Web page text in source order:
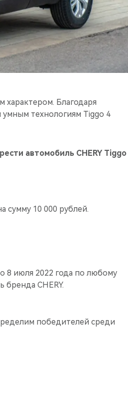
характером. Благодаря
технологиям Tiggo 4
автомобиль CHERY Tiggo
сумму 10 000 рублей.
8 июля 2022 года по любому
CHERY.
победителей среди